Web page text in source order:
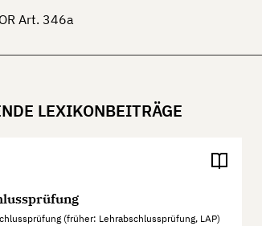
OR Art. 346a
LEXIKONBEITRÄGE
(früher: Lehrabschlussprüfung, LAP)